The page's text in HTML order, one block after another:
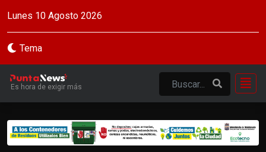
Lunes 10 Agosto 2026
Tema
Es hora de exigir más